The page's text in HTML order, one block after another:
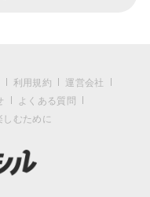
利用規約
運営会社
よくある質問
むために